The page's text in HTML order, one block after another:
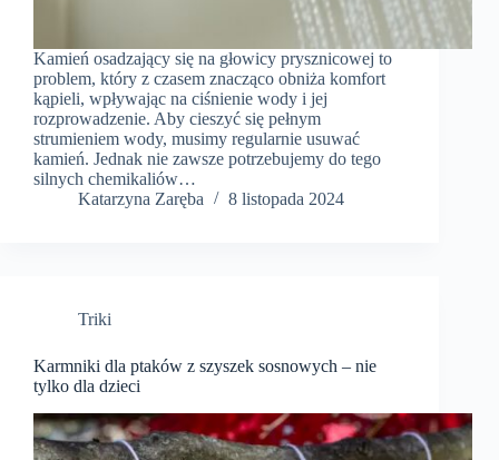
Kamień osadzający się na głowicy prysznicowej to
problem, który z czasem znacząco obniża komfort
kąpieli, wpływając na ciśnienie wody i jej
rozprowadzenie. Aby cieszyć się pełnym
strumieniem wody, musimy regularnie usuwać
kamień. Jednak nie zawsze potrzebujemy do tego
silnych chemikaliów…
Katarzyna Zaręba
8 listopada 2024
Triki
Karmniki dla ptaków z szyszek sosnowych – nie
tylko dla dzieci